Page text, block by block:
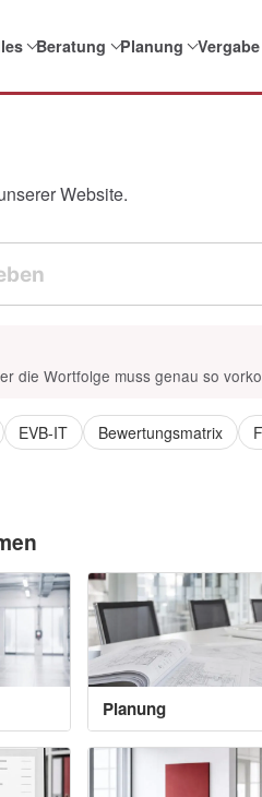
Beratung Planung Vergabe
Website.
die Wortfolge muss genau so
EVB-IT Bewertungsmatrix
Planung